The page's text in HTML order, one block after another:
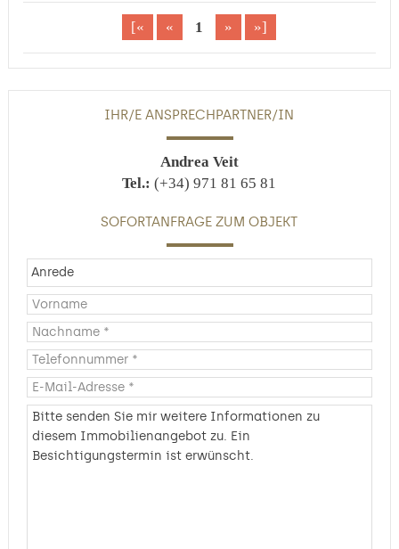
[« « 1 » »]
IHR/E ANSPRECHPARTNER/IN
Andrea Veit
Tel.: (+34) 971 81 65 81
SOFORTANFRAGE ZUM OBJEKT